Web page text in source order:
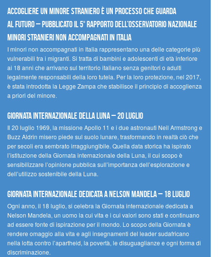
Accogliere un minore straniero è un processo che guarda
al futuro – Pubblicato il 5° rapporto dell’Osservatorio Nazionale
Minori Stranieri Non Accompagnati in Italia
I minori non accompagnati in Italia rappresentano una delle categorie più
vulnerabili tra i migranti. Si tratta di bambini e adolescenti di età inferiore
ai 18 anni che arrivano sul territorio italiano senza genitori o adulti
legalmente responsabili della loro tutela. Per la loro protezione, nel 2017,
è stata introdotta la Legge Zampa che stabilisce il principio di accoglienza
a priori del minore.
Giornata Internazionale della Luna – 20 luglio
Il 20 luglio 1969, la missione Apollo 11 e i due astronauti Neil Armstrong e
Buzz Aldrin misero piede sul suolo lunare, trasformando in realtà ciò che
per secoli era sembrato irraggiungibile. Quella data storica ha ispirato
l’istituzione della Giornata internazionale della Luna, il cui scopo è
sensibilizzare l’opinione pubblica sull’importanza dell’esplorazione e
dell’utilizzo sostenibile della Luna.
Giornata internazionale dedicata a Nelson Mandela – 18 luglio
Ogni anno, il 18 luglio, si celebra la Giornata internazionale dedicata a
Nelson Mandela, un uomo la cui vita e i cui valori sono stati e continuano
ad essere fonte di ispirazione per il mondo. Lo scopo della Giornata è
rendere omaggio alla vita e agli insegnamenti del leader sudafricano
nella lotta contro l’apartheid, la povertà, le disuguaglianze e ogni forma di
discriminazione.